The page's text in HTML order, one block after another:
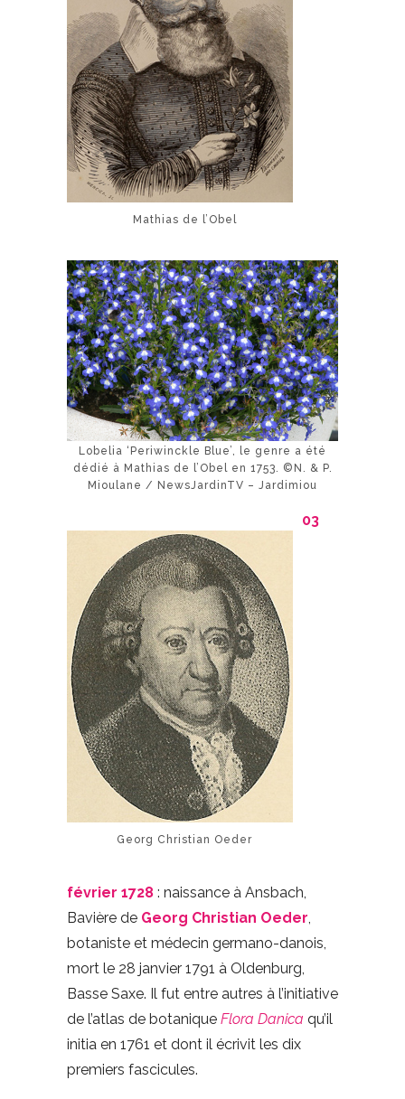
Mathias de l’Obel
Lobelia ‘Periwinckle Blue’, le genre a été
dédié à Mathias de l’Obel en 1753. ©N. & P.
Mioulane / NewsJardinTV – Jardimiou
Georg Christian Oeder
03
février 1728 : naissance à Ansbach,
Bavière de Georg Christian Oeder
botaniste et médecin germano-danois,
mort le 28 janvier 1791 à Oldenburg,
Basse Saxe. Il fut entre autres à l’initiative
de l’atlas de botanique Flora Danica qu’il
initia en 1761 et dont il écrivit les dix
premiers fascicules.